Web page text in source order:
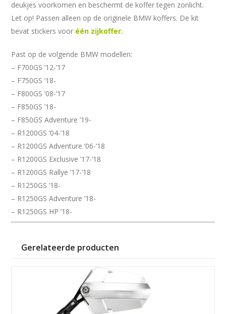
deukjes voorkomen en beschermt de koffer tegen zonlicht.
Let op! Passen alleen op de originele BMW koffers. De kit
bevat stickers voor één zijkoffer.
Past op de volgende BMW modellen:
– F700GS ’12-’17
– F750GS ’18-
– F800GS ’08-’17
– F850GS ’18-
– F850GS Adventure ’19-
– R1200GS ’04-’18
– R1200GS Adventure ’06-’18
– R1200GS Exclusive ’17-’18
– R1200GS Rallye ’17-’18
– R1250GS ’18-
– R1250GS Adventure ’18-
– R1250GS HP ’18-
Gerelateerde producten